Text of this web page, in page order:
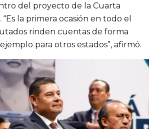
del proyecto de la Cuarta
la primera ocasión en todo el
rinden cuentas de forma
para otros estados”, afirmó.